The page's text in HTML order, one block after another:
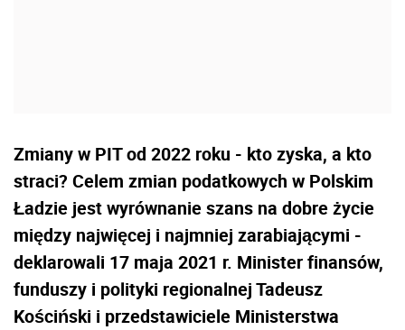
Zmiany w PIT od 2022 roku - kto zyska, a kto
straci? Celem zmian podatkowych w Polskim
Ładzie jest wyrównanie szans na dobre życie
między najwięcej i najmniej zarabiającymi -
deklarowali 17 maja 2021 r. Minister finansów,
funduszy i polityki regionalnej Tadeusz
Kościński i przedstawiciele Ministerstwa